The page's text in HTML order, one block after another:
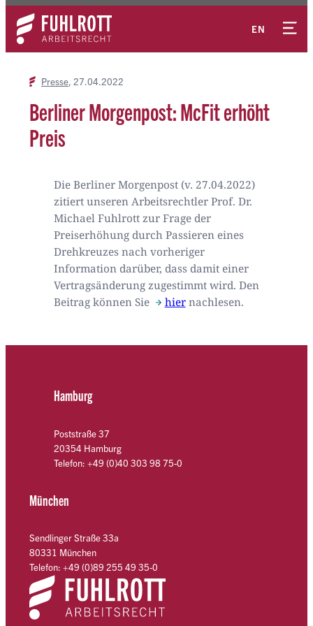
Zum
Inhalt
springen
EN
Kontakt
Presse 27.04.2022
Berliner Morgenpost: McFit erhöht
Preis
Die Berliner Morgenpost (v. 27.04.2022)
zitiert unseren Arbeitsrechtler Prof. Dr.
Michael Fuhlrott zur Frage der
Preiserhöhung durch Passieren eines
Drehkreuzes nach vorheriger
Information darüber, dass damit einer
Vertragsänderung zugestimmt wird. Den
Beitrag können Sie
hiernachlesen.
Hamburg
Poststraße 37
20354 Hamburg
Telefon: +49 (0)40 303 98 75-0
München
Sendlinger Straße 33a
80331 München
Telefon: +49 (0)89 255 49 35-0